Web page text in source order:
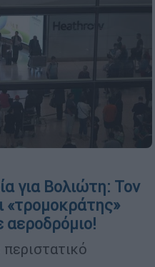
για Βολιώτη: Τον
«τρομοκράτης»
αεροδρόμιο!